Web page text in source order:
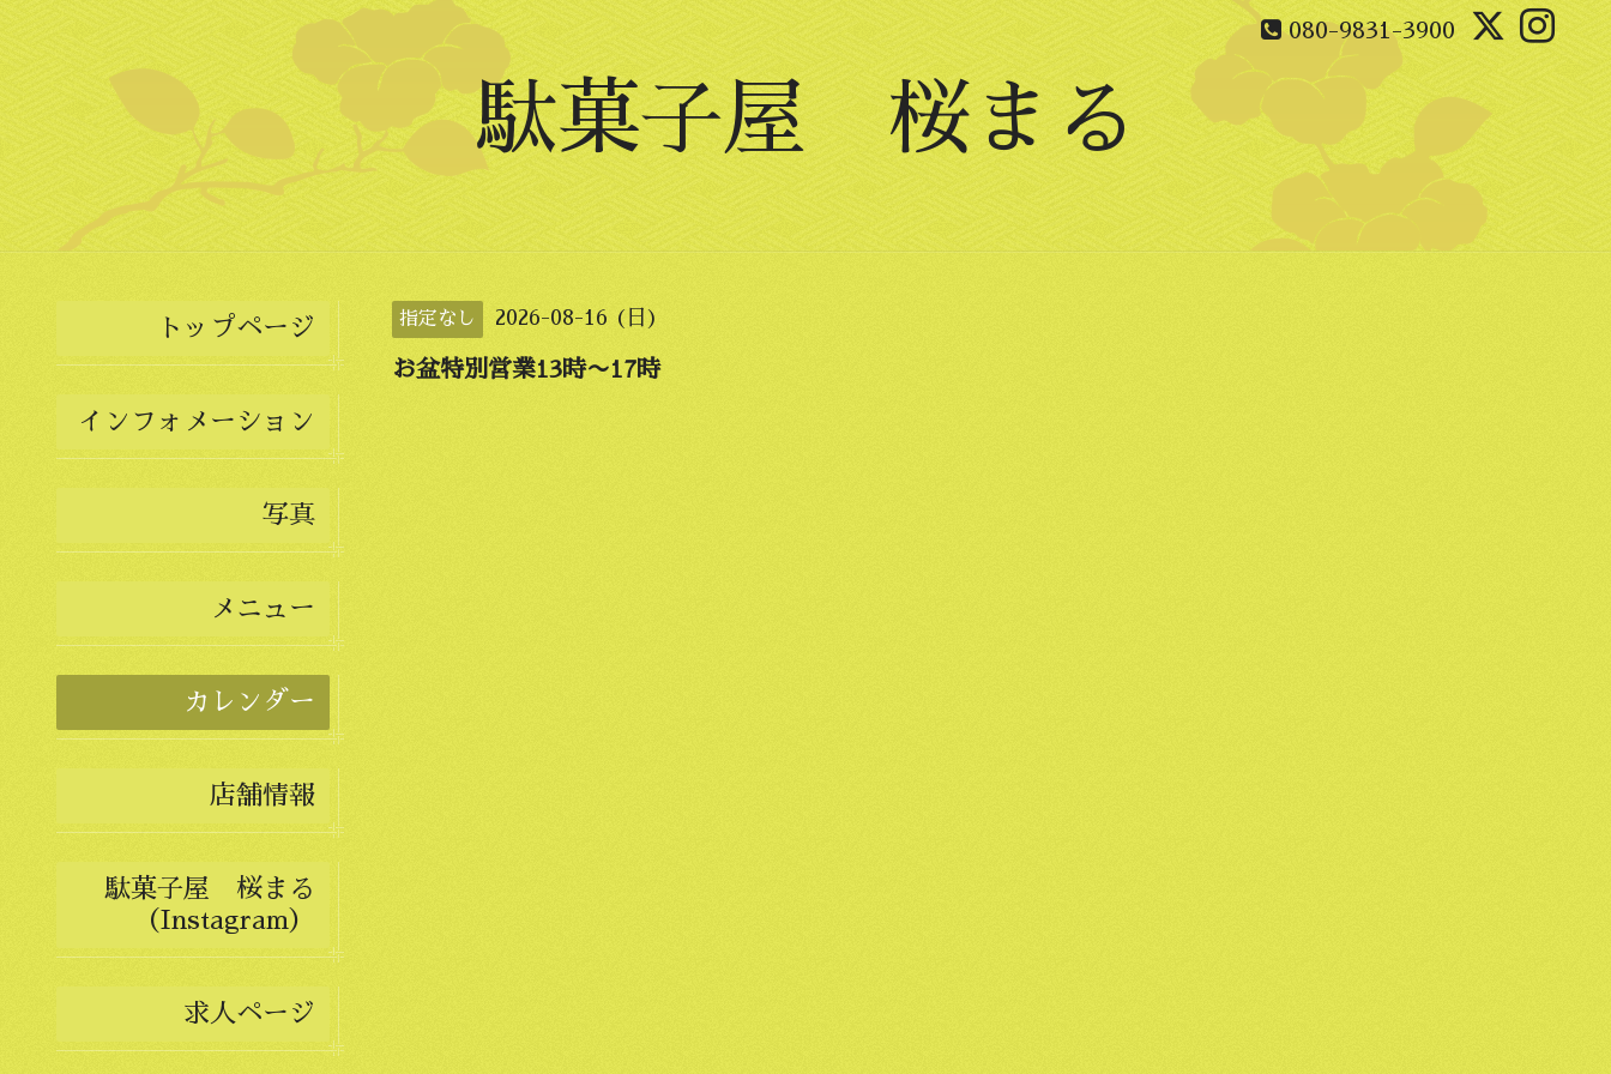
080-9831-3900
駄菓子屋 桜まる
トップページ
インフォメーション
写真
メニュー
カレンダー
店舗情報
駄菓子屋 桜まる
（Instagram）
求人ページ
指定なし 2026-08-16 (日)
お盆特別営業13時〜17時